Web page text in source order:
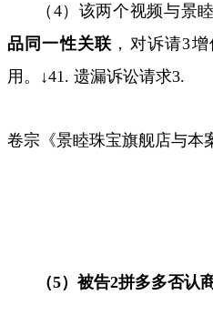
（ 4）该两个视频与景
品同一性关联 ，对诉请3增
用。↓41. 遗漏诉讼请求3.
卷宗《景睦珠宝旗舰店与本
（5）被告2拼多多否认